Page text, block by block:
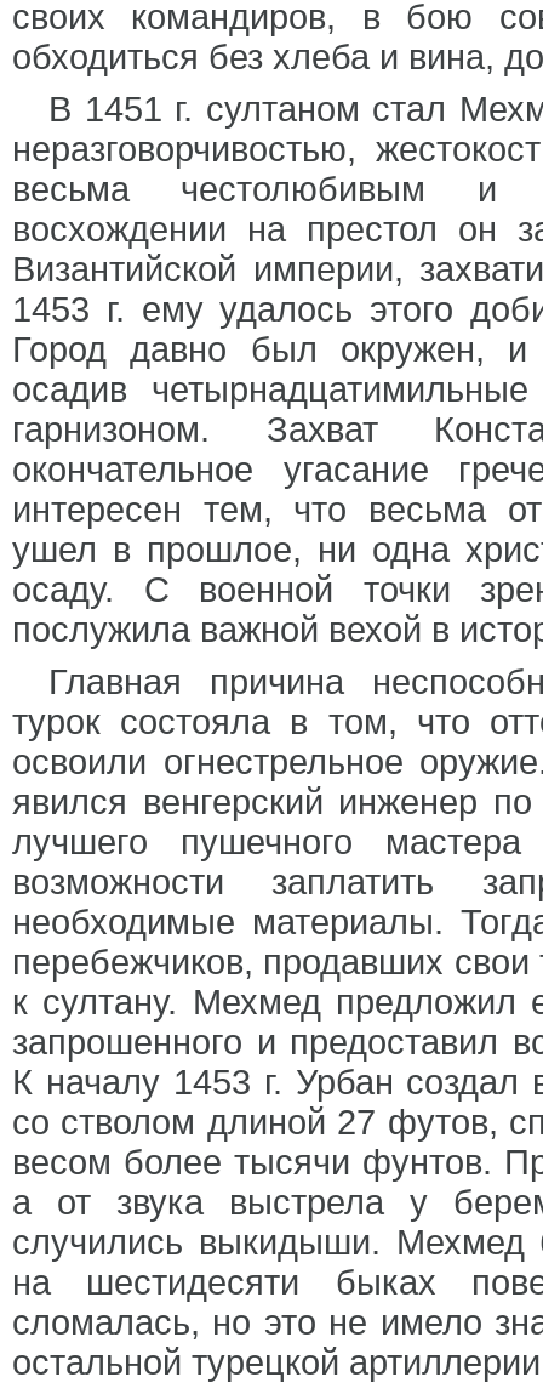
своих командиров, в бою
обходиться без хлеба и вина,
В 1451 г. султаном стал
неразговорчивостью,
весьма честолюбивым и
восхождении на престол он
Византийской империи,
1453 г. ему удалось этого
Город давно был окружен, и
осадив
гарнизоном. Захват
окончательное угасание
интересен тем, что весьма
ушел в прошлое, ни одна
осаду. С военной точки
послужила важной вехой в
Главная причина
турок состояла в том, что
освоили огнестрельное
явился венгерский инженер
лучшего пушечного
возможности заплатить
необходимые материалы.
перебежчиков, продавших свои
к султану. Мехмед
запрошенного и предоставил
К началу 1453 г. Урбан
со стволом длиной 27 футов,
весом более тысячи фунтов.
а от звука выстрела у
случились выкидыши. Мехмед
на шестидесяти быках
сломалась, но это не имело
остальной турецкой